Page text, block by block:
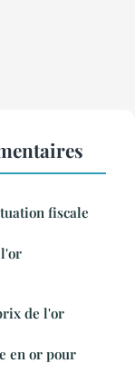
fiscale
de l'or
en or pour